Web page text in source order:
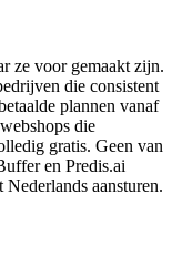
ze voor gemaakt zijn.
die consistent
plannen vanaf
die
gratis. Geen van
en Predis.ai
aansturen.